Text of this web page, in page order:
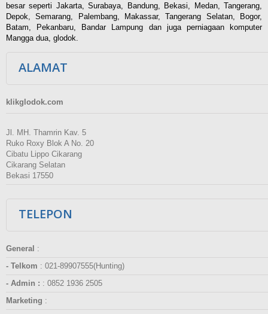
besar seperti Jakarta, Surabaya, Bandung, Bekasi, Medan, Tangerang,
Depok, Semarang, Palembang, Makassar, Tangerang Selatan, Bogor,
Batam, Pekanbaru, Bandar Lampung dan juga perniagaan komputer
Mangga dua, glodok.
ALAMAT
klikglodok.com
Jl. MH. Thamrin Kav. 5
Ruko Roxy Blok A No. 20
Cibatu Lippo Cikarang
Cikarang Selatan
Bekasi 17550
TELEPON
General :
- Telkom : 021-89907555(Hunting)
- Admin : : 0852 1936 2505
Marketing :